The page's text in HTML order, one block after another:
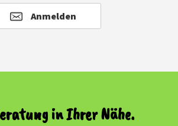
Anmelden
in Ihrer Nähe.